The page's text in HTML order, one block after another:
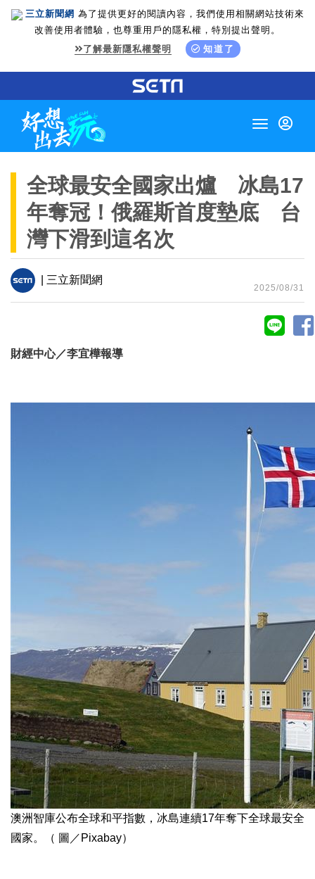
三立新聞網 為了提供更好的閱讀內容，我們使用相關網站技術來
改善使用者體驗，也尊重用戶的隱私權，特別提出聲明。
了解最新隱私權聲明
知道了
Toggle
全球最安全國家出爐 冰島17
年奪冠！俄羅斯首度墊底 台
灣下滑到這名次
| 三立新聞網
2025/08/31
財經中心／李宜樺報導
澳洲智庫公布全球和平指數，冰島連續17年奪下全球最安全
國家。（ 圖／Pixabay）